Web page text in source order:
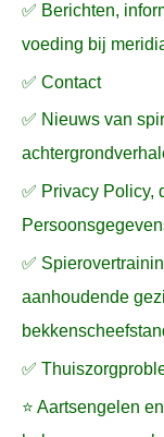
✅ Berichten,
voeding bij
✅ Contact
✅ Nieuws van
✅ Privacy Policy,
✅
aanhoudende
✅
⭐ Aartsengelen